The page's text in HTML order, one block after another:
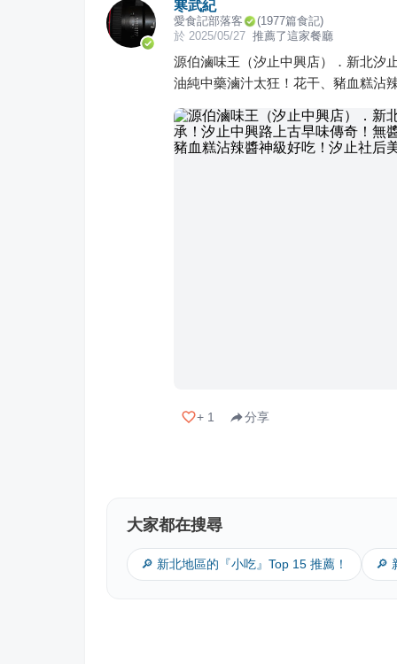
寒武紀
愛食記部落客 (1977篇食記)
於 2025/05/27 推薦了這家餐廳
源伯滷味王（汐止中興店）．新北汐
油純中藥滷汁太狂！花干、豬血糕沾
+ 1 分享
大家都在搜尋
🔎 新北地區的『小吃』Top 15 推薦！ 🔎